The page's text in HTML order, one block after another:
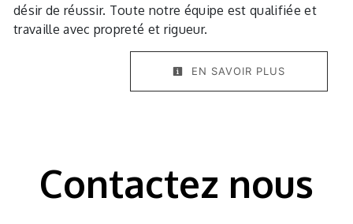
désir de réussir. Toute notre équipe est qualifiée et
travaille avec propreté et rigueur.
EN SAVOIR PLUS
Contactez nous